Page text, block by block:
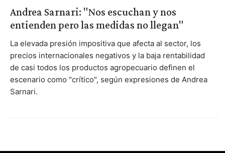
Andrea Sarnari: "Nos escuchan y nos
entienden pero las medidas no llegan"
La elevada presión impositiva que afecta al sector, los
precios internacionales negativos y la baja rentabilidad
de casi todos los productos agropecuario definen el
escenario como "crítico", según expresiones de Andrea
Sarnari.